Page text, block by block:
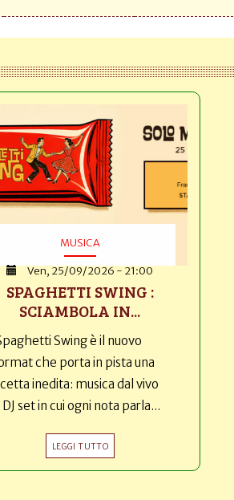
MUSICA
Ven, 25/09/2026 - 21:00
SPAGHETTI SWING :
SCIAMBOLA IN...
Swing è il nuovo
che porta in pista una
inedita: musica dal vivo
DJ set in cui ogni nota parla...
LEGGI TUTTO